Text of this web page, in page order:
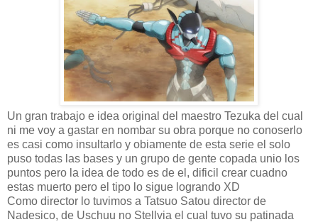
Un gran trabajo e idea original del maestro Tezuka del cual
ni me voy a gastar en nombar su obra porque no conoserlo
es casi como insultarlo y obiamente de esta serie el solo
puso todas las bases y un grupo de gente copada unio los
puntos pero la idea de todo es de el, dificil crear cuadno
estas muerto pero el tipo lo sigue logrando XD
Como director lo tuvimos a Tatsuo Satou director de
Nadesico, de Uschuu no Stellvia el cual tuvo su patinada